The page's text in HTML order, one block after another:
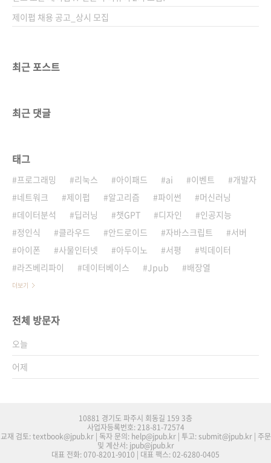
제이펍 채용 공고_상시 모집
최근 포스트
최근 댓글
태그
프로그래밍 리눅스 아이패드 ai 이벤트
개발자
네트워크
제이펍 알고리즘 파이썬
머신러닝
데이터분석
딥러닝 챗GPT 디자인
인공지능
정인식
클라우드 안드로이드 자바스크립트
서버
아이폰
사물인터넷 아두이노 서평
빅데이터
라즈베리파이
데이터베이스 Jpub 배장열
더보기
전체 방문자
오늘
어제
10881 경기도 파주시 회동길 159 3층
사업자등록번호: 218-81-72574
교재 검토: textbook@jpub.kr | 독자 문의: help@jpub.kr | 투고: submit@jpub.kr | 주문
및 계산서: jpub@jpub.kr
대표 전화: 070-8201-9010 | 대표 팩스: 02-6280-0405